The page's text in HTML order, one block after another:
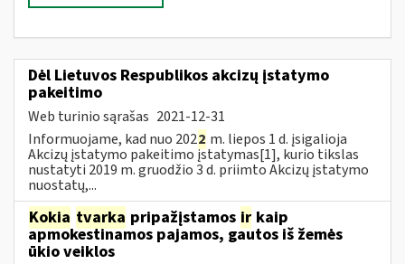
Dėl Lietuvos Respublikos akcizų įstatymo
pakeitimo
Web turinio sąrašas 2021-12-31
Informuojame, kad nuo 2022 m. liepos 1 d. įsigalioja
Akcizų įstatymo pakeitimo įstatymas[1], kurio tikslas
nustatyti 2019 m. gruodžio 3 d. priimto Akcizų įstatymo
nuostatų,...
Kokia tvarka pripažįstamos ir kaip
apmokestinamos pajamos, gautos iš žemės
ūkio veiklos